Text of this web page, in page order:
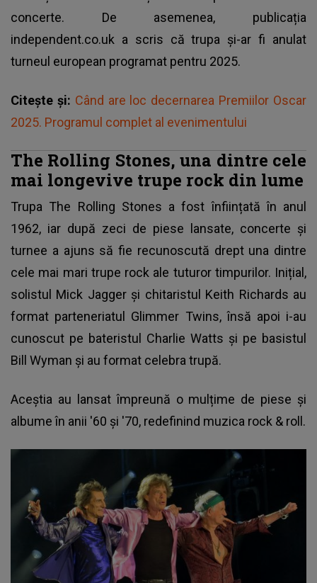
concerte. De asemenea, publicația
independent.co.uk a scris că trupa și-ar fi anulat
turneul european programat pentru 2025.
Citește și: Când are loc decernarea Premiilor Oscar
2025. Programul complet al evenimentului
The Rolling Stones, una dintre cele
mai longevive trupe rock din lume
Trupa The Rolling Stones a fost înființată în anul
1962, iar după zeci de piese lansate, concerte și
turnee a ajuns să fie recunoscută drept una dintre
cele mai mari trupe rock ale tuturor timpurilor. Inițial,
solistul Mick Jagger și chitaristul Keith Richards au
format parteneriatul Glimmer Twins, însă apoi i-au
cunoscut pe bateristul Charlie Watts și pe basistul
Bill Wyman și au format celebra trupă.
Aceștia au lansat împreună o mulțime de piese și
albume în anii '60 și '70, redefinind muzica rock & roll.